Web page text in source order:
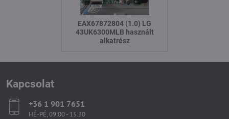
EAX67872804 (1.0) LG
43UK6300MLB használt
alkatrész
Kapcsolat
+36 1 901 7651
HÉ-PÉ, 09:00 - 15:30